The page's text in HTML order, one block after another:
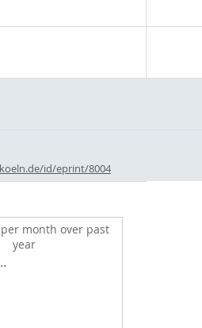
id/eprint/8004
month over past
year